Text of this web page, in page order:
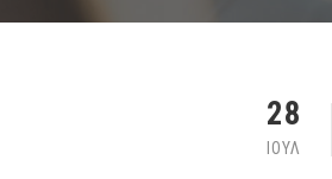
28
ΙΟΥΛ